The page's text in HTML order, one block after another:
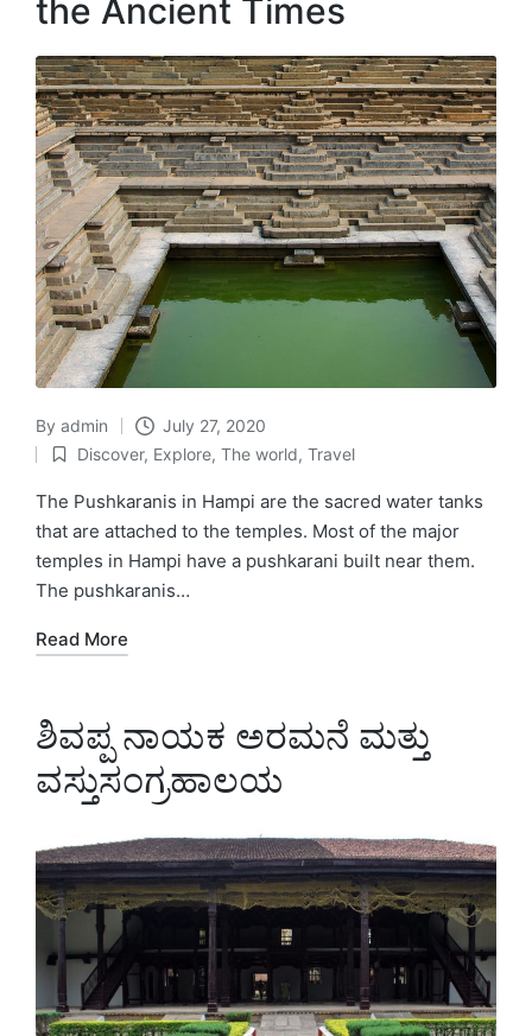
the Ancient Times
Posted
by
By admin July 27, 2020
Posted
in
Discover, Explore, The world, Travel
The Pushkaranis in Hampi are the sacred water tanks
that are attached to the temples. Most of the major
temples in Hampi have a pushkarani built near them.
The pushkaranis…
Read More
ಶಿವಪ್ಪ ನಾಯಕ ಅರಮನೆ ಮತ್ತು
ವಸ್ತುಸಂಗ್ರಹಾಲಯ